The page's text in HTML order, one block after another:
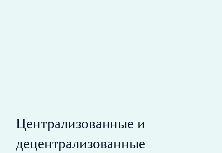
Централизованные и
децентрализованные